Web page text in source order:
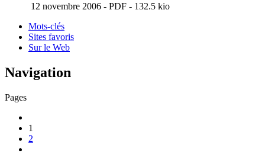
12 novembre 2006 - PDF - 132.5 kio
Mots-clés
Sites favoris
Sur le Web
Navigation
Pages
1
2